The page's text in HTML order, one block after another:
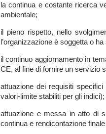
la continua e costante ricerca
ambientale;
il pieno rispetto, nello
l’organizzazione è soggetta o
il continuo aggiornamento in
CE, al fine di fornire un servizio
attuazione dei requisiti
valori-limite stabiliti per gli indici);
attuazione e messa in atto di
continua e rendicontazione